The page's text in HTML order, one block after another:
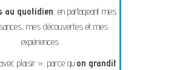
au quotidien, en partageant mes
mes découvertes et mes
expériences .
plaisir », parce qu’on grandit